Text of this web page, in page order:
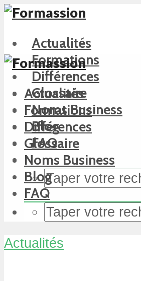
Actualités
Formations
Différences
Glossaire
Noms Business
Blog
FAQ
Actualités
Formations
Différences
Glossaire
Noms Business
Blog
FAQ
Actualités